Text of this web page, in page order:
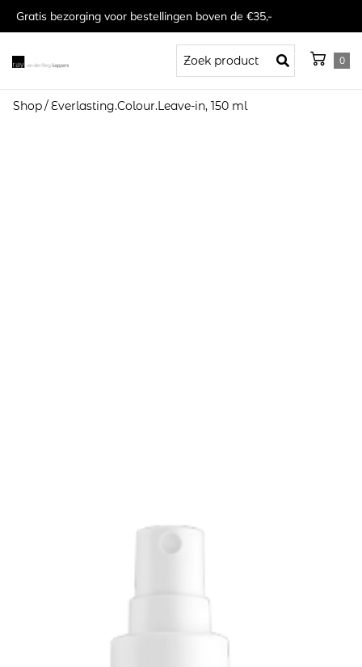
Gratis bezorging voor bestellingen boven de €35,-
0
Shop/Everlasting.Colour.Leave-in, 150 ml